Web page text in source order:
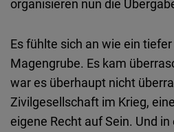
organisieren nun die
Es fühlte sich an wie ein
Magengrube. Es kam
war es überhaupt nicht
Zivilgesellschaft im Krieg,
eigene Recht auf Sein. Und